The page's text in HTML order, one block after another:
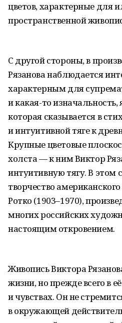
цветов, характерные для
пространственной
С другой стороны, в
Рязанова наблюдается
характерным для
и какая-то изначальность,
которая сказывается в
и интуитивной тяге к
Крупные цветовые
холста — к ним Виктор
интуитивную тягу. В этом
творчество
Ротко (1903–1970),
многих российских
настоящим откровением.
Живопись Виктора
жизни, но прежде всего в
и чувствах. Он не
в окружающей